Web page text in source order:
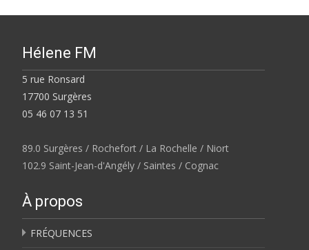
Hélene FM
5 rue Ronsard
17700 Surgères
05 46 07 13 51
89.0 Surgères / Rochefort / La Rochelle / Niort
102.9 Saint-Jean-d'Angély / Saintes / Cognac
À propos
FRÉQUENCES